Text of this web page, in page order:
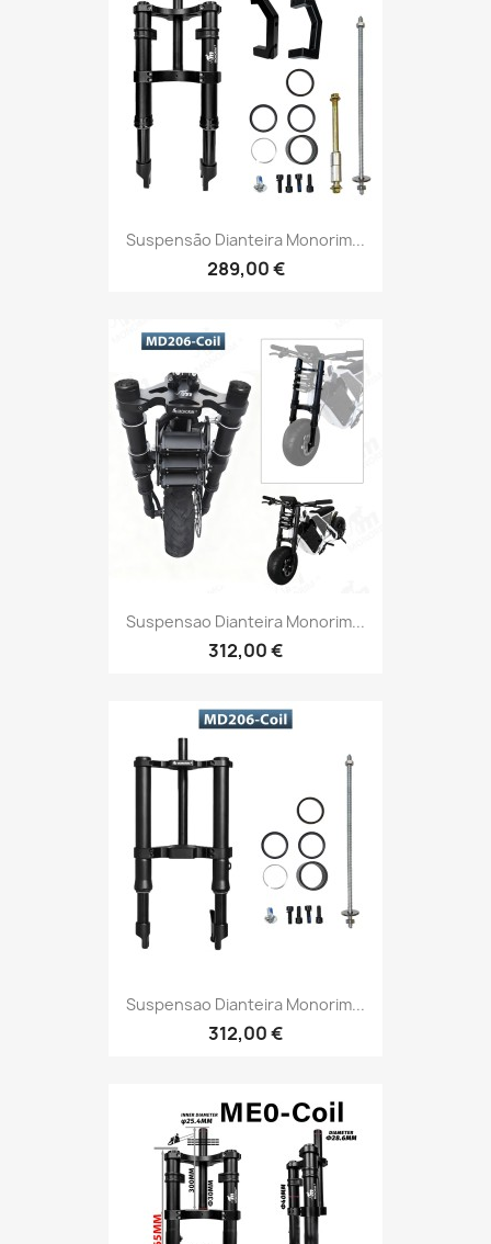
Suspensão Dianteira Monorim...
289,00 €
Suspensao Dianteira Monorim...
312,00 €
Suspensao Dianteira Monorim...
312,00 €